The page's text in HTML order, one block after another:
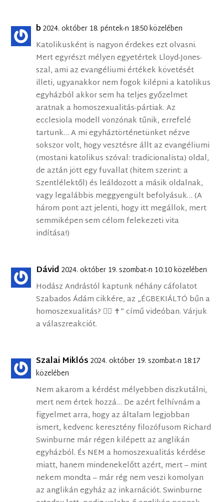
b2024. október 18. péntek-n 18:50 közelében
Katolikusként is nagyon érdekes ezt olvasni.
Mert egyrészt mélyen egyetértek Lloyd-Jones-
szal, ami az evangéliumi értékek követését
illeti, ugyanakkor nem fogok kilépni a katolikus
egyházból akkor sem ha teljes győzelmet
aratnak a homoszexualitás-pártiak. Az
ecclesiola modell vonzónak tűnik, errefelé
tartunk… A mi egyháztörténetünket nézve
sokszor volt, hogy vesztésre állt az evangéliumi
(mostani katolikus szóval: tradicionalista) oldal,
de aztán jött egy fuvallat (hitem szerint: a
Szentlélektől) és leáldozott a másik oldalnak,
vagy legalábbis meggyengült befolyásuk… (A
három pont azt jelenti, hogy itt megállok, mert
semmiképen sem célom felekezeti vita
indítása!)
Dávid 2024. október 19. szombat-n 10:10 közelében
Hodász Andrástól kaptunk néhány cáfolatot
Szabados Ádám cikkére, az „ÉGBEKIÁLTÓ bűn a
homoszexualitás? 🏳‍🌈 ✝” című videóban. Várjuk
a válaszreakciót.
Szalai Miklós 2024. október 19. szombat-n 18:17
közelében
Nem akarom a kérdést mélyebben diszkutálni,
mert nem értek hozzá… De azért felhívnám a
figyelmet arra, hogy az általam legjobban
ismert, kedvenc keresztény filozófusom Richard
Swinburne már régen kilépett az anglikán
egyházból. És NEM a homoszexualitás kérdése
miatt, hanem mindenekelőtt azért, mert – mint
nekem mondta – már rég nem veszi komolyan
az anglikán egyház az inkarnációt. Swinburne